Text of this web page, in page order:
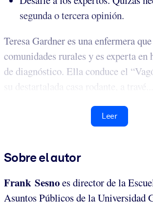
segunda o tercera opinión.
Teresa Gardner es una enfermera
comunidades rurales y es experta en
de diagnóstico. Ella conduce el
su destartalada casa rodante, a travé...
Leer
Sobre el autor
Frank Sesnoes director de la
Asuntos Públicos de la Universidad